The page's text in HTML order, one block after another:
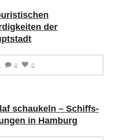
der
0 0
schaukeln – Schiffs-
in Hamburg